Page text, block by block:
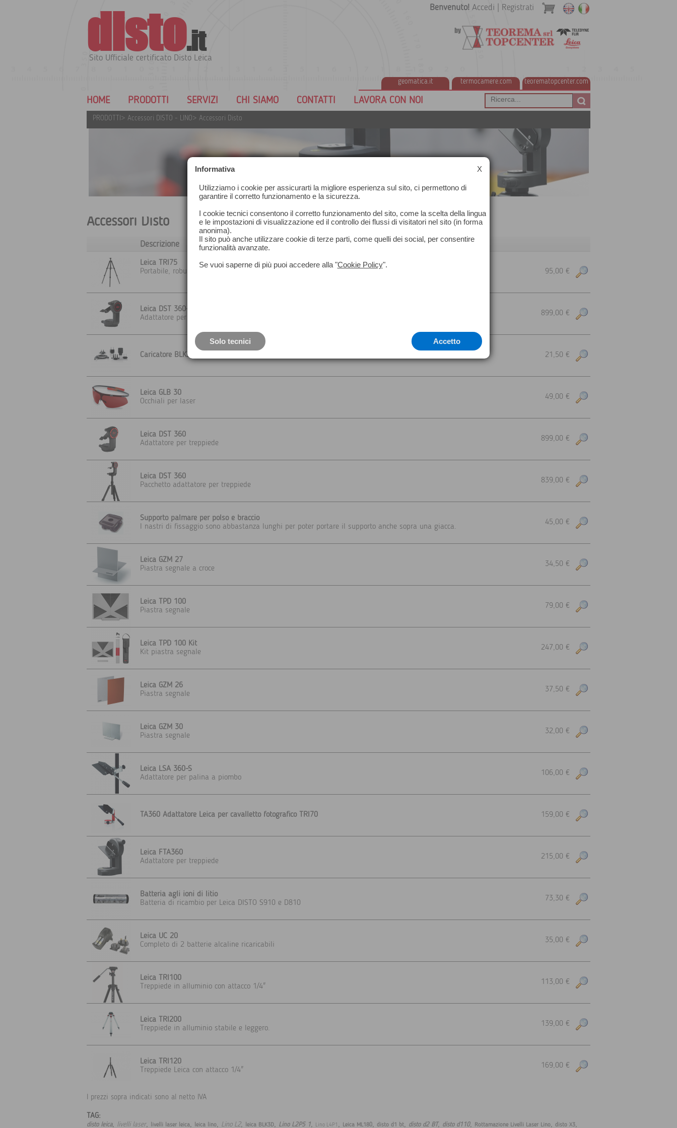
disto.it
Sito Ufficiale certificato Disto Leica
geomatica.it termocamere.com teorematopcenter.com
Benvenuto! Accedi Registrati
HOME PRODOTTI SERVIZI CHI SIAMO CONTATTI LAVORA CON NOI
PRODOTTI > Accessori DISTO - LINO > Accessori Disto
Accessori Disto
Descrizione
Leica TRI75
Portabile, robusto e stabile da utilizzare con gli adattatori Leica FTA 360 e DST 360
95,00 €
Leica DST 360-X
Adattatore per treppiede
899,00 €
Caricatore BLK3D, DISTO S910 / D810 touch 21,50 €
Leica GLB 30
Occhiali per laser
49,00 €
Leica DST 360
Adattatore per treppiede
899,00 €
Leica DST 360
Pacchetto adattatore per treppiede
839,00 €
Supporto palmare per polso e braccio
I nastri di fissaggio sono abbastanza lunghi per poter portare il supporto anche sopra una giacca.
45,00 €
Leica GZM 27
Piastra segnale a croce
34,50 €
Leica TPD 100
Piastra segnale
79,00 €
Leica TPD 100 Kit
Kit piastra segnale
247,00 €
Leica GZM 26
Piastra segnale
37,50 €
Leica GZM 30
Piastra segnale
32,00 €
Leica LSA 360-S
Adattatore per palina a piombo
106,00 €
TA360 Adattatore Leica per cavalletto fotografico TRI70 159,00 €
Leica FTA360
Adattatore per treppiede
215,00 €
Batteria agli ioni di litio
Batteria di ricambio per Leica DISTO S910 e D810
73,30 €
Leica UC 20
Completo di 2 batterie alcaline ricaricabili
35,00 €
Leica TRI100
Treppiede in alluminio con attacco 1/4"
113,00 €
Leica TRI200
Treppiede in alluminio stabile e leggero.
139,00 €
Leica TRI120
Treppiede Leica con attacco 1/4"
169,00 €
I prezzi sopra indicati sono al netto IVA
TAG:
disto leica, livelli laser, livelli laser leica, leica lino, Lino L2, leica BLK3D, Lino L2P5 1, Lino L4P1 , Leica ML180, disto d1 bt, disto d2 BT, disto d110, Rottamazione Livelli Laser Lino, disto X3,
Informativa X
Utilizziamo i cookie per assicurarti la migliore esperienza sul sito, ci permettono di
garantire il corretto funzionamento e la sicurezza.
I cookie tecnici consentono il corretto funzionamento del sito, come la scelta della lingua
e le impostazioni di visualizzazione ed il controllo dei flussi di visitatori nel sito (in forma
anonima).
Il sito può anche utilizzare cookie di terze parti, come quelli dei social, per consentire
funzionalità avanzate.
Se vuoi saperne di più puoi accedere alla "Cookie Policy".
Solo tecnici Accetto